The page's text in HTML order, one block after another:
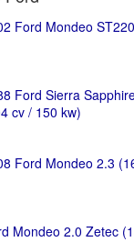
Ford Mondeo
Ford Sierra
cv / 150 kw)
Ford Mondeo 2.3
Mondeo 2.0 Zetec